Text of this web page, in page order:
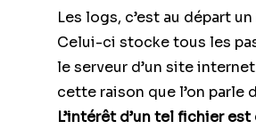
Les logs, c’est au départ
Celui-ci stocke tous les
le serveur d’un site
cette raison que l’on parle
L’intérêt d’un tel fichier est